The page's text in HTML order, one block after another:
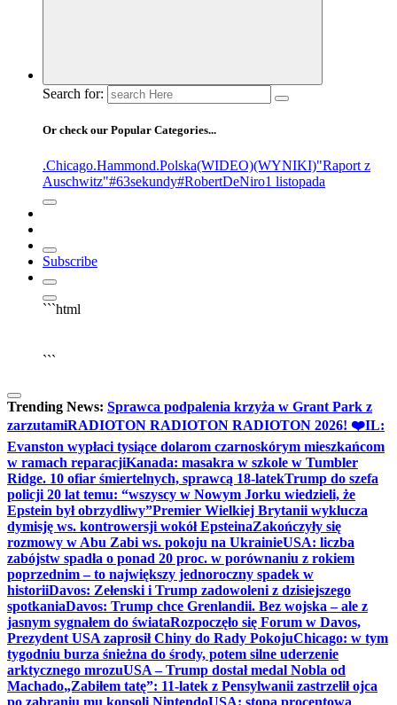
Search for:
Or check our Popular Categories...
.Chicago.Hammond.Polska(WIDEO)(WYNIKI)"Raport z
Auschwitz"#63sekundy#RobertDeNiro1 listopada
Subscribe
```html
```
Trending News: Sprawca podpalenia krzyża w Grant Park z
zarzutamiRADIOTON RADIOTON RADIOTON 2026! ❤️IL:
Evanston wypłaci tysiące dolarom czarnoskórym mieszkańcom
w ramach reparacjiKanada: masakra w szkole w Tumbler
Ridge. 10 ofiar śmiertelnych, sprawcą 18-latekTrump do szefa
policji 20 lat temu: “wszyscy w Nowym Jorku wiedzieli, że
Epstein był obrzydliwy”Premier Wielkiej Brytanii wyklucza
dymisję ws. kontrowersji wokół EpsteinaZakończyły się
rozmowy w Abu Zabi ws. pokoju na UkrainieUSA: liczba
zabójstw spadła o ponad 20 proc. w porównaniu z rokiem
poprzednim – to największy jednoroczny spadek w
historiiDavos: Zełenski i Trump zadowoleni z dzisiejszego
spotkaniaDavos: Trump chce Grenlandii. Bez wojska – ale z
jasnym sygnałem do świataRozpoczęło się Forum w Davos,
Prezydent USA zaprosił Chiny do Rady PokojuChicago: w tym
tygodniu burza śnieżna do środy, potem silne uderzenie
arktycznego mrozuUSA – Trump dostał medal Nobla od
Machado„Zabiłem tatę”: 11-latek z Pensylwanii zastrzelił ojca
po zabraniu mu konsoli NintendoUSA: stopa procentowa